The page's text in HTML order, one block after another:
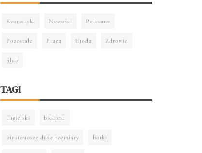
Kosmetyki Nowości Polecane
Pozostałe Praca Uroda Zdrowie
Ślub
TAGI
angielski bielizna
biustonosze duże rozmiary botki